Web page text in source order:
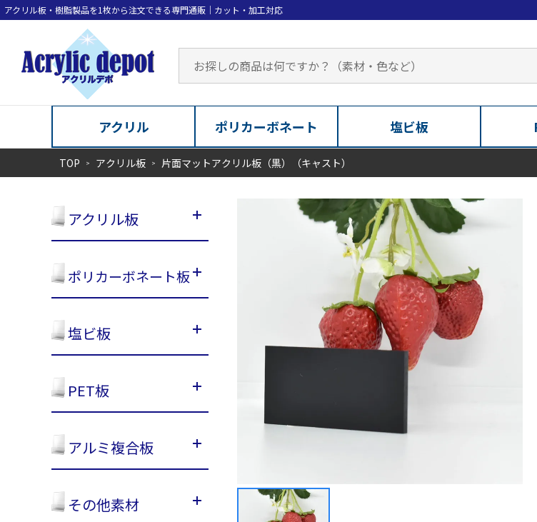
アクリル ポリカーボネート 塩ビ板
TOP アクリル板 片面マットアクリル板（黒）（キャスト）
アクリル板
ポリカーボネート板
塩ビ板
PET板
アルミ複合板
その他素材